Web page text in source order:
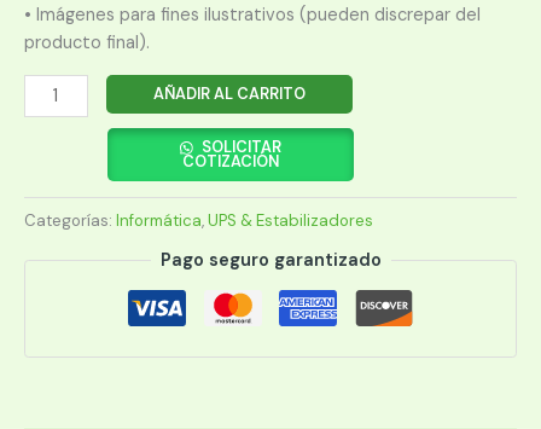
• Imágenes para fines ilustrativos (pueden discrepar del
producto final).
UPS
110V
FTXO3000BR
ON
cantidad
AÑADIR AL CARRITO
SOLICITAR
COTIZACIÓN
Categorías: Informática,UPS & Estabilizadores
Pago seguro garantizado